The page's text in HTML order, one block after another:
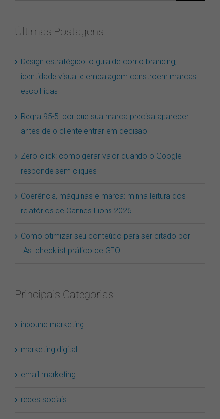
Últimas Postagens
Design estratégico: o guia de como branding,
identidade visual e embalagem constroem marcas
escolhidas
Regra 95-5: por que sua marca precisa aparecer
antes de o cliente entrar em decisão
Zero-click: como gerar valor quando o Google
responde sem cliques
Coerência, máquinas e marca: minha leitura dos
relatórios de Cannes Lions 2026
Como otimizar seu conteúdo para ser citado por
IAs: checklist prático de GEO
Principais Categorias
inbound marketing
marketing digital
email marketing
redes sociais